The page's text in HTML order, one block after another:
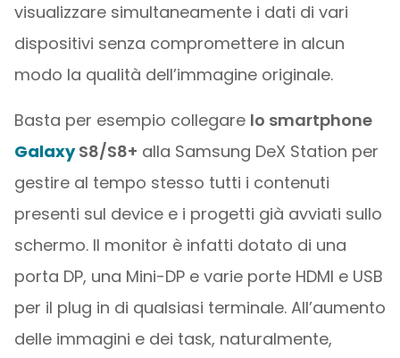
visualizzare simultaneamente i dati di vari
dispositivi senza compromettere in alcun
modo la qualità dell’immagine originale.
Basta per esempio collegare lo smartphone
GalaxyS8/S8+ alla Samsung DeX Station per
gestire al tempo stesso tutti i contenuti
presenti sul device e i progetti già avviati sullo
schermo. Il monitor è infatti dotato di una
porta DP, una Mini-DP e varie porte HDMI e USB
per il plug in di qualsiasi terminale. All’aumento
delle immagini e dei task, naturalmente,